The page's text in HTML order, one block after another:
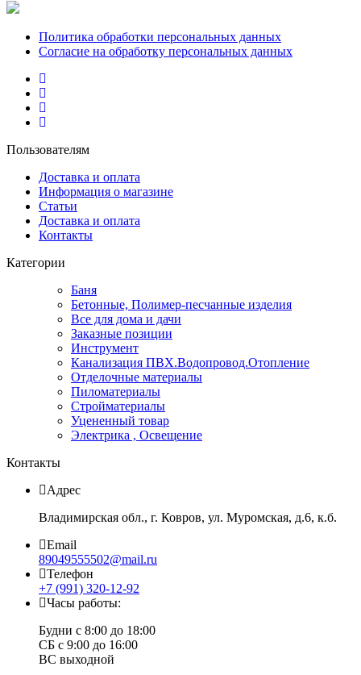
Политика обработки персональных данных
Согласие на обработку персональных данных
Пользователям
Доставка и оплата
Информация о магазине
Статьи
Доставка и оплата
Контакты
Категории
Баня
Бетонные, Полимер-песчанные изделия
Все для дома и дачи
Заказные позиции
Инструмент
Канализация ПВХ.Водопровод.Отопление
Отделочные материалы
Пиломатериалы
Стройматериалы
Уцененный товар
Электрика , Освещение
Контакты
Адрес
Владимирская обл., г. Ковров, ул. Муромская, д.6, к.б.
Email
89049555502@mail.ru
Телефон
+7 (991) 320-12-92
Часы работы:
Будни с 8:00 до 18:00
СБ с 9:00 до 16:00
ВС выходной